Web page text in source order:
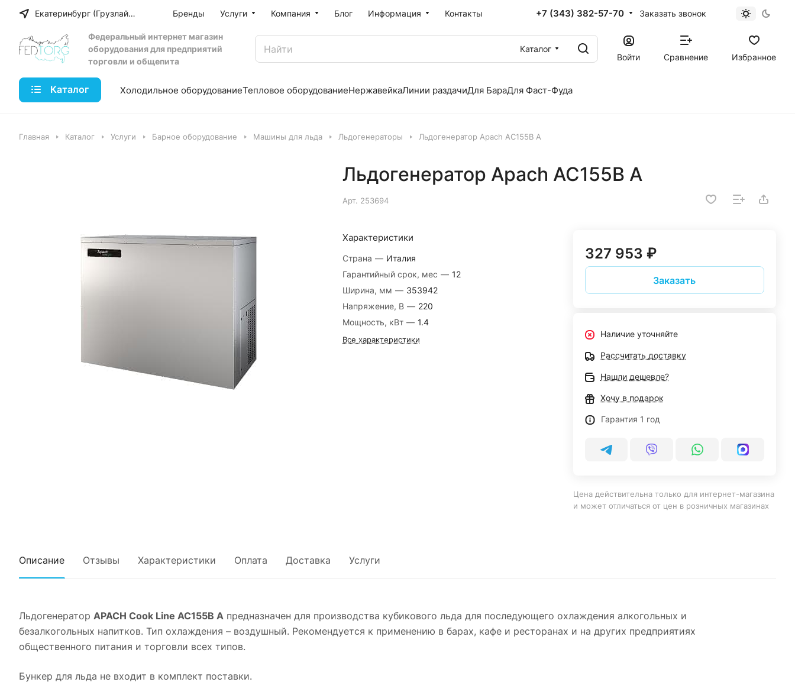
Екатеринбург (Грузлайн) Бренды Услуги Компания Блог Информация Контакты +7 (343) 382-57-70 Заказать звонок
Федеральный интернет магазин
оборудования для предприятий
торговли и общепита
Каталог
Войти
Сравнение Избранное
Каталог Холодильное оборудованиеТепловое оборудованиеНержавейкаЛинии раздачиДля БараДля Фаст-Фуда
Главная Каталог Услуги Барное оборудование Машины для льда Льдогенераторы Льдогенератор Apach AC155B A
Льдогенератор Apach AC155B A
Арт. 253694
Характеристики
Страна — Италия
Гарантийный срок, мес — 12
Ширина, мм — 353942
Напряжение, В — 220
Мощность, кВт — 1.4
Все характеристики
327 953 ₽
Заказать
Наличие уточняйте
Рассчитать доставку
Нашли дешевле?
Хочу в подарок
Гарантия 1 год
Цена действительна только для интернет-магазина
и может отличаться от цен в розничных магазинах
Описание Отзывы Характеристики Оплата Доставка Услуги
Льдогенератор APACH Cook Line AC155B A предназначен для производства кубикового льда для последующего охлаждения алкогольных и
безалкогольных напитков. Тип охлаждения – воздушный. Рекомендуется к применению в барах, кафе и ресторанах и на других предприятиях
общественного питания и торговли всех типов.
Бункер для льда не входит в комплект поставки.